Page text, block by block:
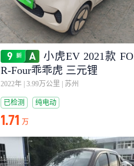
小虎EV 2021款 FO
R-Four乖乖虎 三元锂
2022年 3.99万公里 苏州
已检测 纯电动
1.71 万